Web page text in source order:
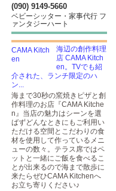
(090) 9149-5660
ベビーシッター・家事代行 フ
ァンタジーハート
海辺の創作料理
店 CAMA Kitch
en。TVでも紹
介された、ランチ限定のハ
ン...
海まで30秒の窯焼きピザと​創
作料理のお店『CAMA Kitche
n』当店の魅力はシーンを選
ばずどんなときにもご利用い
ただける空間とこだわりの食
材を使用して作っているメニ
ューの数々。テラス席ではペ
ットと一緒にご飯を食べるこ
とが出来るので海まで散歩に
来たらぜひCAMA Kitchenへ
お立ち寄りください♪